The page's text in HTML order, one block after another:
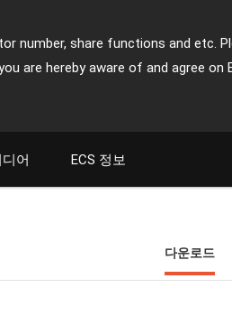
number, share functions and etc.
are hereby aware of and agree on
디어 ECS 정보
다운로드